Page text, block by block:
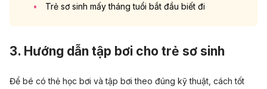
Trẻ sơ sinh mấy tháng tuổi bắt đầu biết đi
3. Hướng dẫn tập bơi cho trẻ sơ sinh
Để bé có thẻ học bơi và tập bơi theo đúng kỹ thuật, cách tốt